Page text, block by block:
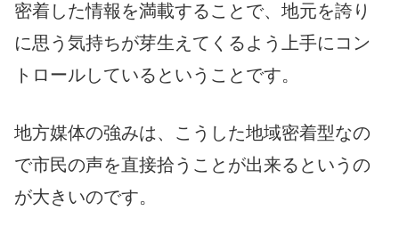
密着した情報を満載することで、地元を誇り
に思う気持ちが芽生えてくるよう上手にコン
トロールしているということです。
地方媒体の強みは、こうした地域密着型なの
で市民の声を直接拾うことが出来るというの
が大きいのです。